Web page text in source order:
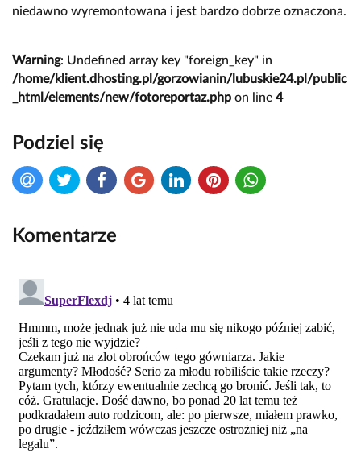
niedawno wyremontowana i jest bardzo dobrze oznaczona.
Warning: Undefined array key "foreign_key" in
/home/klient.dhosting.pl/gorzowianin/lubuskie24.pl/public
_html/elements/new/fotoreportaz.php on line 4
Podziel się
Komentarze